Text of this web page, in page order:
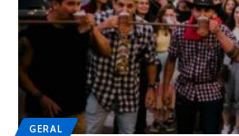
GERAL